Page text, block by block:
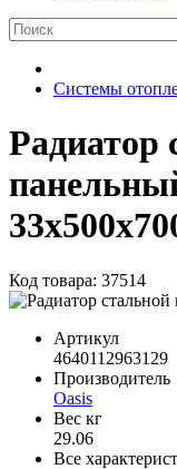
Системы
Радиатор
Код товара: 37514
Артикул
4640112963129
Производитель
Oasis
Вес кг
29.06
Все